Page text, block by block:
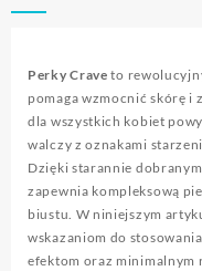
Perky Crave to
pomaga wzmocnić skórę i
dla wszystkich kobiet
walczy z oznakami
Dzięki starannie
zapewnia kompleksową
biustu. W niniejszym
wskazaniom do
efektom oraz minimalnym